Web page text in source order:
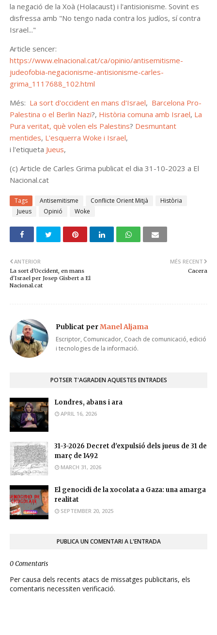
la negació de la Xoà (Holacaust) i l'antisionisme. Sovint es
disfressa amb "No tengo nada contra los judíos, sí contra
Israel..."
Article sencer:
https://www.elnacional.cat/ca/opinio/antisemitisme-
judeofobia-negacionisme-antisionisme-carles-
grima_1117688_102.html
Més: La sort d'occident en mans d'Israel, Barcelona Pro-
Palestina o el Berlin Nazi?, Història comuna amb Israel, La
Pura veritat, què volen els Palestins? Desmuntant
mentides, L'esquerra Woke i Israel,
i l'etiqueta Jueus,
(c) Article de Carles Grima publicat el dia 31-10-2023 a El
Nacional.cat
Tags Antisemitisme Conflicte Orient Mitjà
Història
Jueus
Opinió Woke
MÉS RECENT
Cacera
ANTERIOR
La sort d'Occident, en mans
d'Israel per Josep Gisbert a El
Nacional.cat
Publicat perManel Aljama
Escriptor, Comunicador, Coach de comunicació, edició
i tecnologies de la informació.
POTSER T'AGRADEN AQUESTES ENTRADES
Londres, abans i ara
APRIL 16, 2026
31-3-2026 Decret d'expulsió dels jueus de 31 de
març de 1492
MARCH 31, 2026
El genocidi de la xocolata a Gaza: una amarga
realitat
SEPTEMBER 20, 2025
PUBLICA UN COMENTARI A L'ENTRADA
0 Comentaris
Per causa dels recents atacs de missatges publicitaris, els
comentaris necessiten verificació.